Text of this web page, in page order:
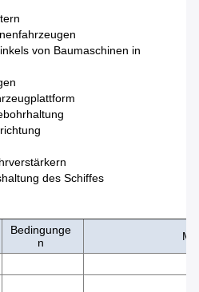
von Baumaschinen in
des Schiffes
Bedingunge
n